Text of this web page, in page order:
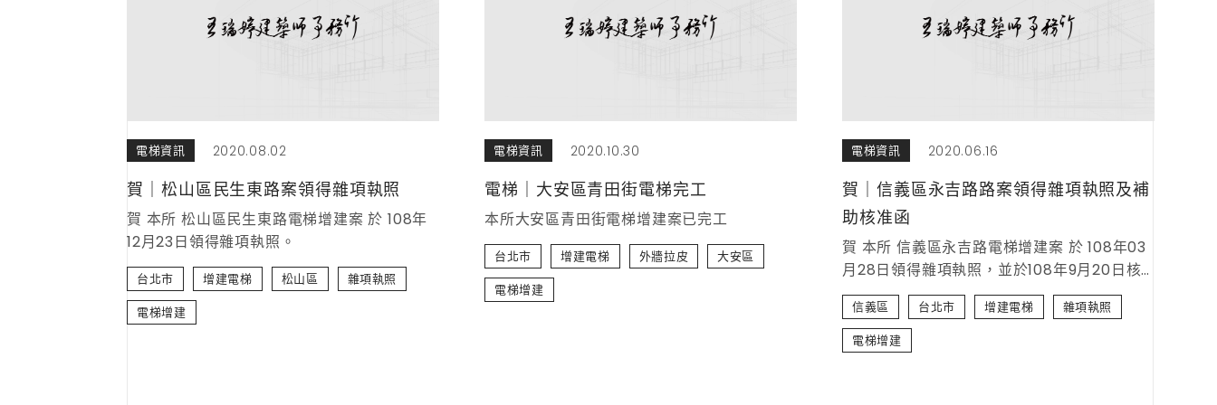
電梯資訊 2020.08.02
賀｜松山區民生東路案領得雜項執照
賀 本所 松山區民生東路電梯增建案 於 108年
12月23日領得雜項執照。
台北市 增建電梯 松山區
雜項執照
電梯增建
電梯資訊 2020.10.30
電梯｜大安區青田街電梯完工
本所大安區青田街電梯增建案已完工
台北市 增建電梯 外牆拉皮
大安區
電梯增建
電梯資訊 2020.06.16
賀｜信義區永吉路路案領得雜項執照及補
助核准函
賀 本所 信義區永吉路電梯增建案 於 108年03
月28日領得雜項執照，並於108年9月20日核
准「臺北市協助老舊建築物更新增設電梯補助
款」，金額為213萬5千元整。
信義區 台北市 增建電梯
雜項執照
電梯增建